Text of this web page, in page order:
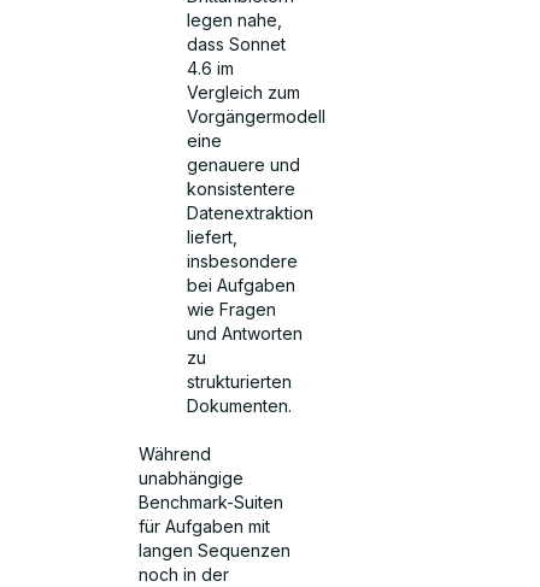
legen nahe,
dass Sonnet
4.6 im
Vergleich zum
Vorgängermodell
eine
genauere und
konsistentere
Datenextraktion
liefert,
insbesondere
bei Aufgaben
wie Fragen
und Antworten
zu
strukturierten
Dokumenten.
Während
unabhängige
Benchmark-Suiten
für Aufgaben mit
langen Sequenzen
noch in der